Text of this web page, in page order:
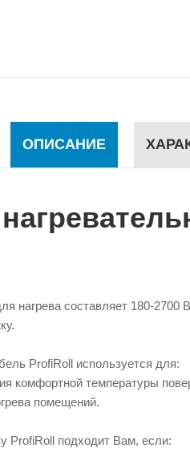
ОПИСАНИЕ
нагрева составляет 180-2700
ProfiRoll используется для:
комфортной температуры
помещений.
ProfiRoll подходит Вам, если: